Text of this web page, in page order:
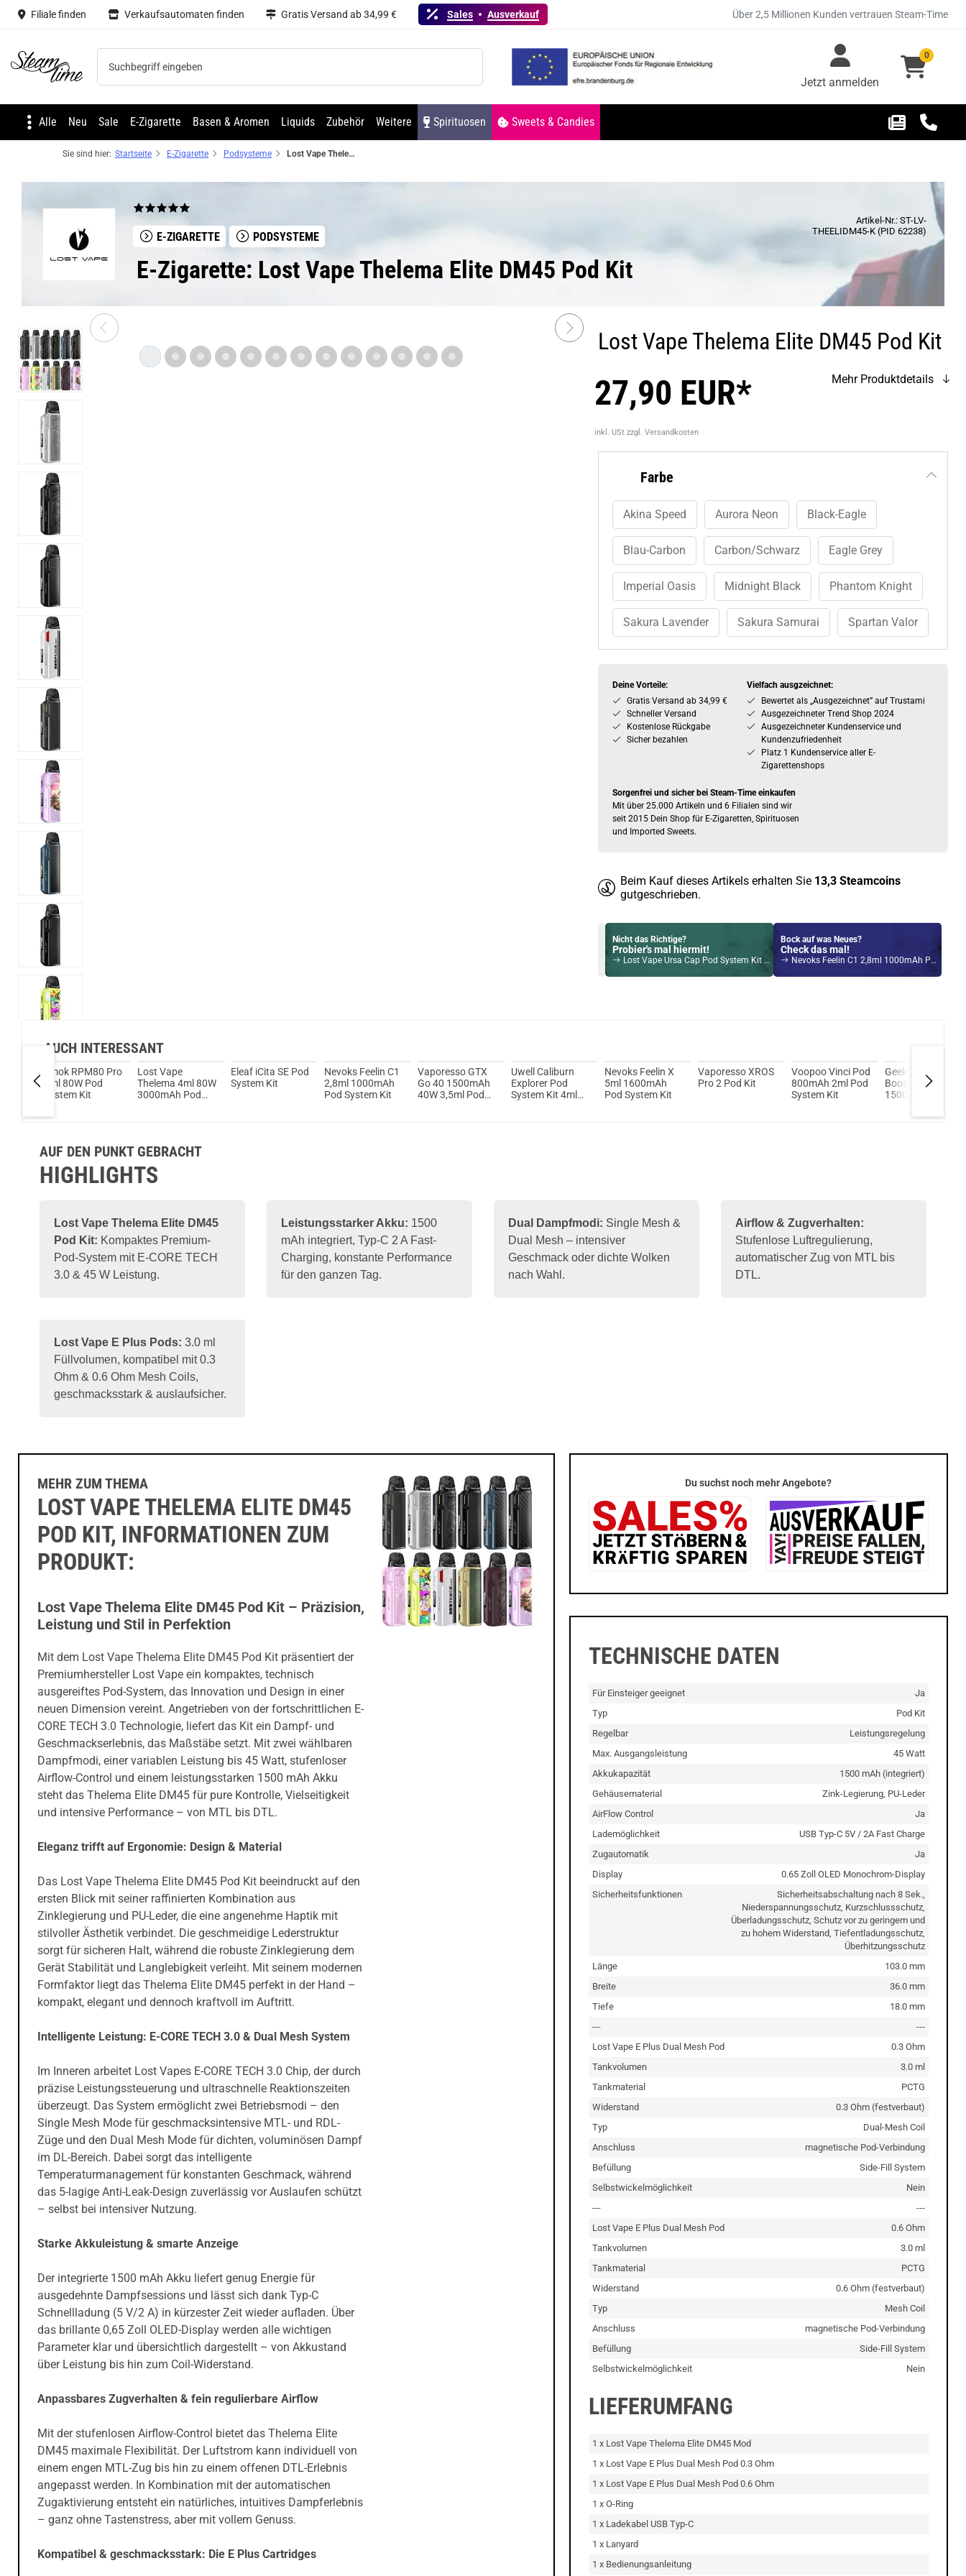
Filiale finden Verkaufsautomaten finden Gratis Versand ab 34,99 € Sales Ausverkauf Über 2,5 Millionen Kunden vertrauen Steam-Time
Steam time Jetzt anmelden
0
Alle Neu Sale E-Zigarette Basen & Aromen Liquids Zubehör Weitere Spirituosen Sweets & Candies
Sie sind hier: Startseite E-Zigarette Podsysteme Lost Vape Thelema Elite DM45 Pod Kit
E-ZIGARETTE PODSYSTEME
Artikel-Nr.: ST-LV-
THEELIDM45-K (PID 62238)
E-Zigarette: Lost Vape Thelema Elite DM45 Pod Kit
Lost Vape Thelema Elite DM45 Pod Kit
27,90 EUR*
inkl. USt zzgl. Versandkosten
Mehr Produktdetails
Farbe
Akina Speed Aurora Neon Black-Eagle
Blau-Carbon Carbon/Schwarz Eagle Grey
Imperial Oasis Midnight Black Phantom Knight
Sakura Lavender Sakura Samurai Spartan Valor
Deine Vorteile:
Gratis Versand ab 34,99 €
Schneller Versand
Kostenlose Rückgabe
Sicher bezahlen
Vielfach ausgzeichnet:
Bewertet als „Ausgezeichnet” auf Trustami
Ausgezeichneter Trend Shop 2024
Ausgezeichneter Kundenservice und
Kundenzufriedenheit
Platz 1 Kundenservice aller E-
Zigarettenshops
Sorgenfrei und sicher bei Steam-Time einkaufen
Mit über 25.000 Artikeln und 6 Filialen sind wir
seit 2015 Dein Shop für E-Zigaretten, Spirituosen
und Imported Sweets.
Beim Kauf dieses Artikels erhalten Sie 13,3 Steamcoins
gutgeschrieben.
Nicht das Richtige?
Probier's mal hiermit!
Lost Vape Ursa Cap Pod System Kit Grün
Bock auf was Neues?
Check das mal!
Nevoks Feelin C1 2,8ml 1000mAh Pod System Kit Black Clear
AUCH INTERESSANT
Smok RPM80 Pro
5ml 80W Pod
System Kit
Lost Vape
Thelema 4ml 80W
3000mAh Pod
Eleaf iCita SE Pod
System Kit
Nevoks Feelin C1
2,8ml 1000mAh
Pod System Kit
Vaporesso GTX
Go 40 1500mAh
40W 3,5ml Pod
Uwell Caliburn
Explorer Pod
System Kit 4ml
Nevoks Feelin X
5ml 1600mAh
Pod System Kit
Vaporesso XROS
Pro 2 Pod Kit
Voopoo Vinci Pod
800mAh 2ml Pod
System Kit
GeekVape Aegis
Boost 3,7ml
1500mAh Pod
AUF DEN PUNKT GEBRACHT
HIGHLIGHTS
Lost Vape Thelema Elite DM45
Pod Kit: Kompaktes Premium-
Pod-System mit E-CORE TECH
3.0 & 45 W Leistung.
Leistungsstarker Akku: 1500
mAh integriert, Typ-C 2 A Fast-
Charging, konstante Performance
für den ganzen Tag.
Dual Dampfmodi: Single Mesh &
Dual Mesh – intensiver
Geschmack oder dichte Wolken
nach Wahl.
Airflow & Zugverhalten:
Stufenlose Luftregulierung,
automatischer Zug von MTL bis
DTL.
Lost Vape E Plus Pods: 3.0 ml
Füllvolumen, kompatibel mit 0.3
Ohm & 0.6 Ohm Mesh Coils,
geschmacksstark & auslaufsicher.
MEHR ZUM THEMA
LOST VAPE THELEMA ELITE DM45
POD KIT, INFORMATIONEN ZUM
PRODUKT:
Lost Vape Thelema Elite DM45 Pod Kit – Präzision,
Leistung und Stil in Perfektion
Mit dem Lost Vape Thelema Elite DM45 Pod Kit präsentiert der
Premiumhersteller Lost Vape ein kompaktes, technisch
ausgereiftes Pod-System, das Innovation und Design in einer
neuen Dimension vereint. Angetrieben von der fortschrittlichen E-
CORE TECH 3.0 Technologie, liefert das Kit ein Dampf- und
Geschmackserlebnis, das Maßstäbe setzt. Mit zwei wählbaren
Dampfmodi, einer variablen Leistung bis 45 Watt, stufenloser
Airflow-Control und einem leistungsstarken 1500 mAh Akku
steht das Thelema Elite DM45 für pure Kontrolle, Vielseitigkeit
und intensive Performance – von MTL bis DTL.
Eleganz trifft auf Ergonomie: Design & Material
Das Lost Vape Thelema Elite DM45 Pod Kit beeindruckt auf den
ersten Blick mit seiner raffinierten Kombination aus
Zinklegierung und PU-Leder, die eine angenehme Haptik mit
stilvoller Ästhetik verbindet. Die geschmeidige Lederstruktur
sorgt für sicheren Halt, während die robuste Zinklegierung dem
Gerät Stabilität und Langlebigkeit verleiht. Mit seinem modernen
Formfaktor liegt das Thelema Elite DM45 perfekt in der Hand –
kompakt, elegant und dennoch kraftvoll im Auftritt.
Intelligente Leistung: E-CORE TECH 3.0 & Dual Mesh System
Im Inneren arbeitet Lost Vapes E-CORE TECH 3.0 Chip, der durch
präzise Leistungssteuerung und ultraschnelle Reaktionszeiten
überzeugt. Das System ermöglicht zwei Betriebsmodi – den
Single Mesh Mode für geschmacksintensive MTL- und RDL-
Züge und den Dual Mesh Mode für dichten, voluminösen Dampf
im DL-Bereich. Dabei sorgt das intelligente
Temperaturmanagement für konstanten Geschmack, während
das 5-lagige Anti-Leak-Design zuverlässig vor Auslaufen schützt
– selbst bei intensiver Nutzung.
Starke Akkuleistung & smarte Anzeige
Der integrierte 1500 mAh Akku liefert genug Energie für
ausgedehnte Dampfsessions und lässt sich dank Typ-C
Schnellladung (5 V/2 A) in kürzester Zeit wieder aufladen. Über
das brillante 0,65 Zoll OLED-Display werden alle wichtigen
Parameter klar und übersichtlich dargestellt – von Akkustand
über Leistung bis hin zum Coil-Widerstand.
Anpassbares Zugverhalten & fein regulierbare Airflow
Mit der stufenlosen Airflow-Control bietet das Thelema Elite
DM45 maximale Flexibilität. Der Luftstrom kann individuell von
einem engen MTL-Zug bis hin zu einem offenen DTL-Erlebnis
angepasst werden. In Kombination mit der automatischen
Zugaktivierung entsteht ein natürliches, intuitives Dampferlebnis
– ganz ohne Tastenstress, aber mit vollem Genuss.
Kompatibel & geschmacksstark: Die E Plus Cartridges
Du suchst noch mehr Angebote?
TECHNISCHE DATEN
Für Einsteiger geeignet
Ja
Typ
Pod Kit
Regelbar
Leistungsregelung
Max. Ausgangsleistung
45 Watt
Akkukapazität
1500 mAh (integriert)
Gehäusematerial
Zink-Legierung, PU-Leder
AirFlow Control
Ja
Lademöglichkeit
USB Typ-C 5V / 2A Fast Charge
Zugautomatik
Ja
Display
0.65 Zoll OLED Monochrom-Display
Sicherheitsfunktionen
Sicherheitsabschaltung nach 8 Sek.,
Niederspannungsschutz, Kurzschlussschutz,
Überladungsschutz, Schutz vor zu geringem und
zu hohem Widerstand, Tiefentladungsschutz,
Überhitzungsschutz
Länge
103.0 mm
Breite
36.0 mm
Tiefe
18.0 mm
---
---
Lost Vape E Plus Dual Mesh Pod
0.3 Ohm
Tankvolumen
3.0 ml
Tankmaterial
PCTG
Widerstand
0.3 Ohm (festverbaut)
Typ
Dual-Mesh Coil
Anschluss
magnetische Pod-Verbindung
Befüllung
Side-Fill System
Selbstwickelmöglichkeit
Nein
---
---
Lost Vape E Plus Dual Mesh Pod
0.6 Ohm
Tankvolumen
3.0 ml
Tankmaterial
PCTG
Widerstand
0.6 Ohm (festverbaut)
Typ
Mesh Coil
Anschluss
magnetische Pod-Verbindung
Befüllung
Side-Fill System
Selbstwickelmöglichkeit
Nein
LIEFERUMFANG
1 x Lost Vape Thelema Elite DM45 Mod
1 x Lost Vape E Plus Dual Mesh Pod 0.3 Ohm
1 x Lost Vape E Plus Dual Mesh Pod 0.6 Ohm
1 x O-Ring
1 x Ladekabel USB Typ-C
1 x Lanyard
1 x Bedienungsanleitung